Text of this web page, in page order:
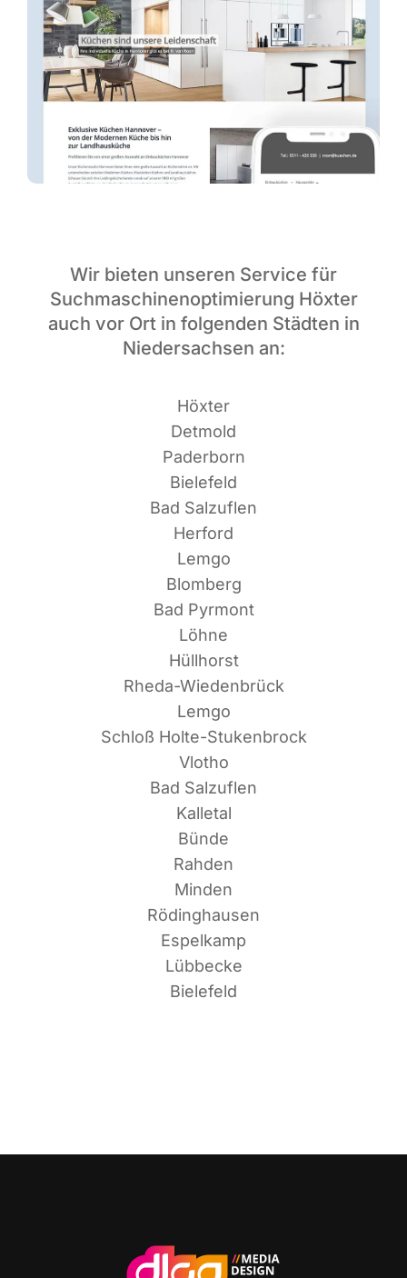
Wir bieten unseren Service für
Suchmaschinenoptimierung Höxter
auch vor Ort in folgenden Städten in
Niedersachsen an:
Höx­ter
Detmold
Paderborn
Bielefeld
Bad Salzuflen
Herford
Lemgo
Blomberg
Bad Pyrmont
Löhne
Hüllhorst
Rheda-Wiedenbrück
Lemgo
Schloß Holte-Stukenbrock
Vlotho
Bad Salzuflen
Kalletal
Bünde
Rahden
Minden
Rödinghausen
Espelkamp
Lübbecke
Bielefeld